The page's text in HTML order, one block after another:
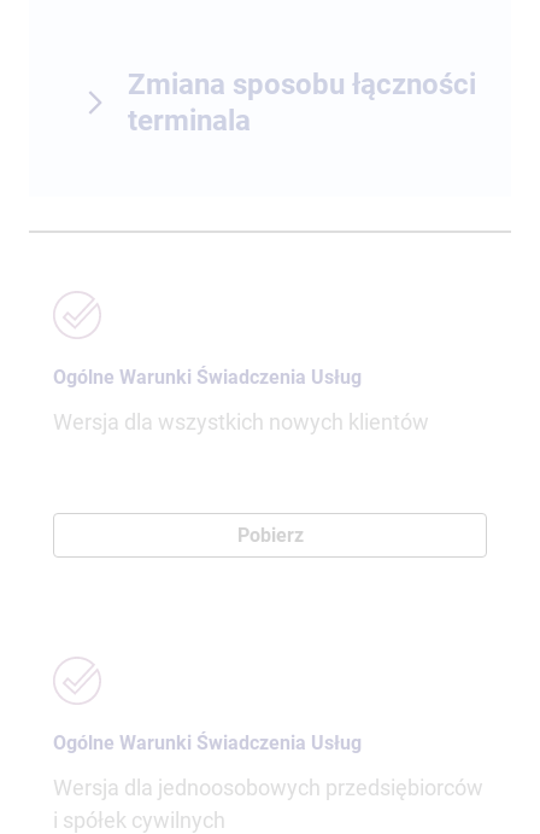
Zmiana sposobu łączności
terminala
Ogólne Warunki Świadczenia Usług
Wersja dla wszystkich nowych klientów
Pobierz
Ogólne Warunki Świadczenia Usług
Wersja dla jednoosobowych przedsiębiorców
i spółek cywilnych